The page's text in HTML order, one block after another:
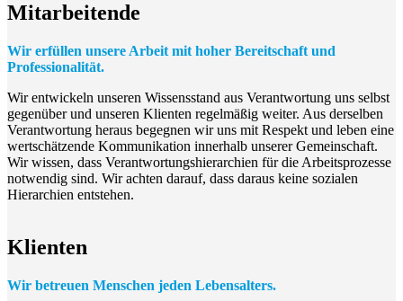
Mitarbeitende
Wir erfüllen unsere Arbeit mit hoher Bereitschaft und
Professionalität.
Wir entwickeln unseren Wissensstand aus Verantwortung uns selbst
gegenüber und unseren Klienten regelmäßig weiter. Aus derselben
Verantwortung heraus begegnen wir uns mit Respekt und leben eine
wertschätzende Kommunikation innerhalb unserer Gemeinschaft.
Wir wissen, dass Verantwortungshierarchien für die Arbeitsprozesse
notwendig sind. Wir achten darauf, dass daraus keine sozialen
Hierarchien entstehen.
Klienten
Wir betreuen Menschen jeden Lebensalters.